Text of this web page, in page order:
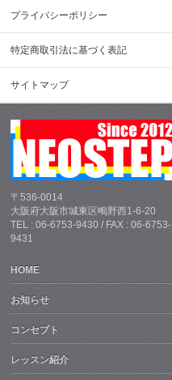
プライバシーポリシー
特定商取引法に基づく表記
サイトマップ
〒536-0014
大阪府大阪市城東区鴫野西1-6-20
TEL : 06-6753-9430 / FAX : 06-6753-
9431
HOME
お知らせ
コンセプト
レッスン紹介